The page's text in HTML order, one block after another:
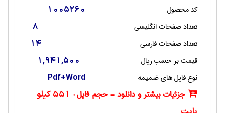
کد محصول 1005260
تعداد صفحات انگليسی 8
تعداد صفحات فارسی 14
قیمت بر حسب ریال 1,941,500
نوع فایل های ضمیمه Pdf+Word
جزئیات بیشتر و دانلود - حجم فایل :
551 کیلو